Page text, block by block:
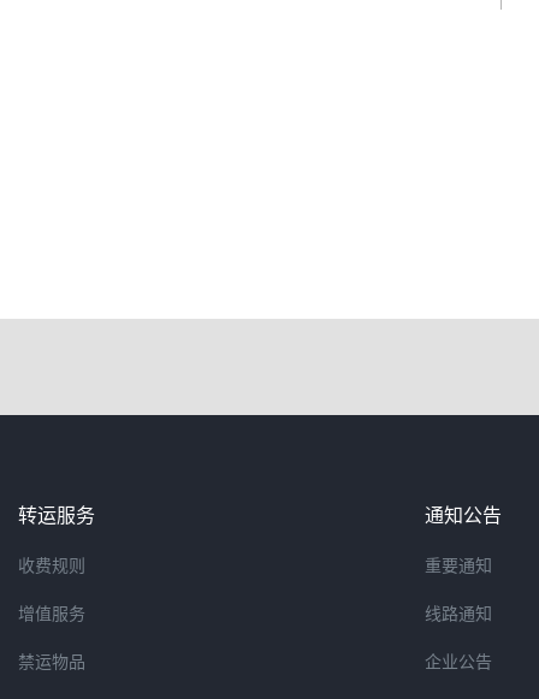
转运服务
收费规则
增值服务
禁运物品
通知公告
重要通知
线路通知
企业公告